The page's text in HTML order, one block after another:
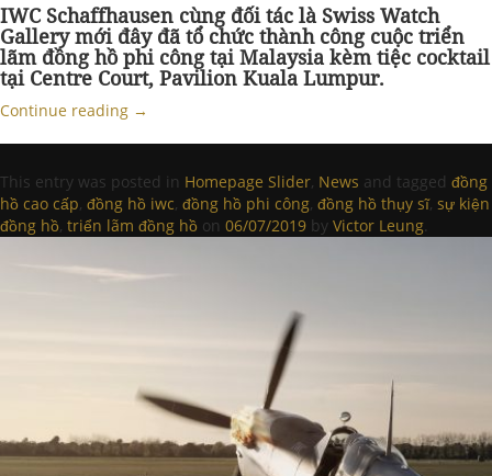
IWC Schaffhausen cùng đối tác là Swiss Watch
Gallery mới đây đã tổ chức thành công cuộc triển
lãm đồng hồ phi công tại Malaysia kèm tiệc cocktail
tại Centre Court, Pavilion Kuala Lumpur.
Continue reading →
This entry was posted in Homepage Slider, News and tagged đồng
hồ cao cấp, đồng hồ iwc, đồng hồ phi công, đồng hồ thụy sĩ, sự kiện
đồng hồ, triển lãm đồng hồ on 06/07/2019 by Victor Leung.